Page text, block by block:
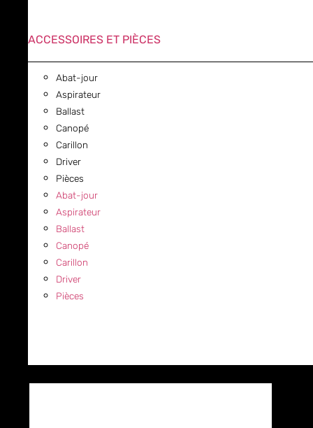
ACCESSOIRES ET PIÈCES
Abat-jour
Aspirateur
Ballast
Canopé
Carillon
Driver
Pièces
Abat-jour
Aspirateur
Ballast
Canopé
Carillon
Driver
Pièces